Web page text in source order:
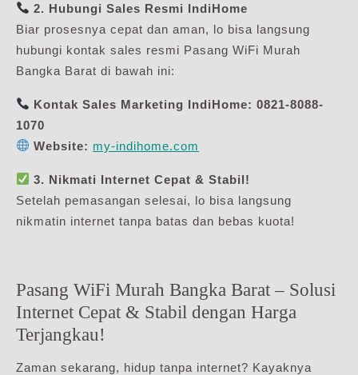
2. Hubungi Sales Resmi IndiHome
Biar prosesnya cepat dan aman, lo bisa langsung
hubungi kontak sales resmi Pasang WiFi Murah
Bangka Barat di bawah ini:
Kontak Sales Marketing IndiHome: 0821-8088-
1070
Website: my-indihome.com
3. Nikmati Internet Cepat & Stabil!
Setelah pemasangan selesai, lo bisa langsung
nikmatin internet tanpa batas dan bebas kuota!
Pasang WiFi Murah Bangka Barat – Solusi
Internet Cepat & Stabil dengan Harga
Terjangkau!
Zaman sekarang, hidup tanpa internet? Kayaknya